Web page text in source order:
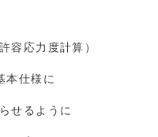
容応力度計算）
本仕様に
せるように